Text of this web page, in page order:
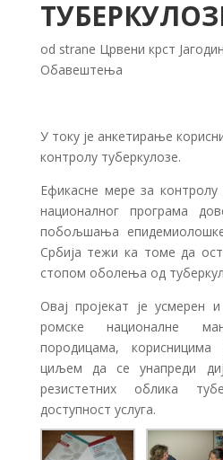
od strane Црвени крст
Обавештења
У току је анкетирање
контролу туберкулозе.
Ефикасне мере за контролу
националног програма
побољшања
Србија тежи ка томе да
стопом оболења од
Овај пројекат је усмерен
ромске националне
породицама,
циљем да се унапреди
резистетних облика
доступност услуга.